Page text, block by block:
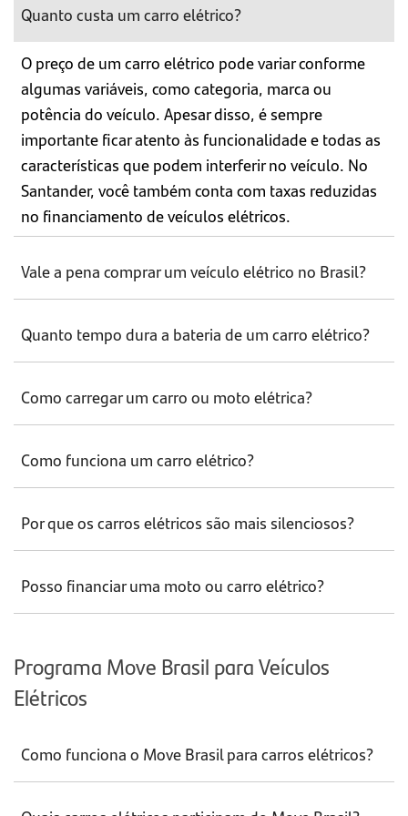
Quanto custa um carro elétrico?
O preço de um carro elétrico pode variar conforme
algumas variáveis, como categoria, marca ou
potência do veículo. Apesar disso, é sempre
importante ficar atento às funcionalidade e todas as
características que podem interferir no veículo. No
Santander, você também conta com taxas reduzidas
no financiamento de veículos elétricos.
Vale a pena comprar um veículo elétrico no Brasil?
Quanto tempo dura a bateria de um carro elétrico?
Como carregar um carro ou moto elétrica?
Como funciona um carro elétrico?
Por que os carros elétricos são mais silenciosos?
Posso financiar uma moto ou carro elétrico?
Programa Move Brasil para Veículos
Elétricos
Como funciona o Move Brasil para carros elétricos?